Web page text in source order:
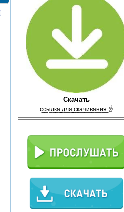
Скачать
с̲с̲ы̲л̲к̲а̲ ̲д̲л̲я̲ ̲с̲к̲а̲ч̲и̲в̲а̲н̲и̲я̲ ☝